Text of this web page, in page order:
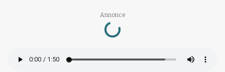
Annonce
Loading...